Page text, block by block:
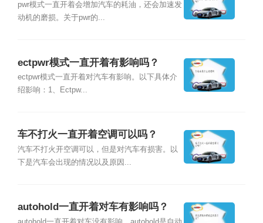
pwr模式一直开着会增加汽车的耗油，还会加速发
动机的磨损。关于pwr的...
ectpwr模式一直开着有影响吗？
ectpwr模式一直开着对汽车有影响。以下具体介
绍影响：1、Ectpw...
车不打火一直开着空调可以吗？
汽车不打火开空调可以，但是对汽车有损害。以
下是汽车会出现的情况以及原因...
autohold一直开着对车有影响吗？